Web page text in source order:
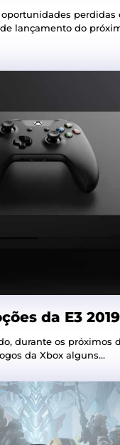
perdidas
lançamento do
da E3
durante os próximos
da Xbox alguns...